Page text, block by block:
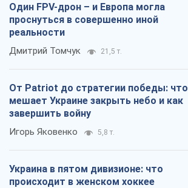
Один FPV-дрон – и Европа могла
проснуться в совершенно иной
реальности
Дмитрий Томчук 21,5 т.
От Patriot до стратегии победы: что
мешает Украине закрыть небо и как
завершить войну
Игорь Яковенко 5,8 т.
Украина в пятом дивизионе: что
происходит в женском хоккее